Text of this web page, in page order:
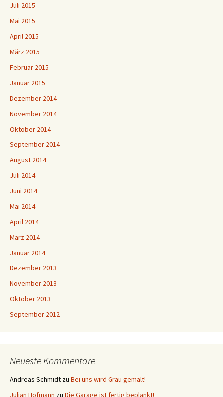
Juli 2015
Mai 2015
April 2015
März 2015
Februar 2015
Januar 2015
Dezember 2014
November 2014
Oktober 2014
September 2014
August 2014
Juli 2014
Juni 2014
Mai 2014
April 2014
März 2014
Januar 2014
Dezember 2013
November 2013
Oktober 2013
September 2012
Neueste Kommentare
Andreas Schmidt zu Bei uns wird Grau gemalt!
Julian Hofmann zu Die Garage ist fertig beplankt!